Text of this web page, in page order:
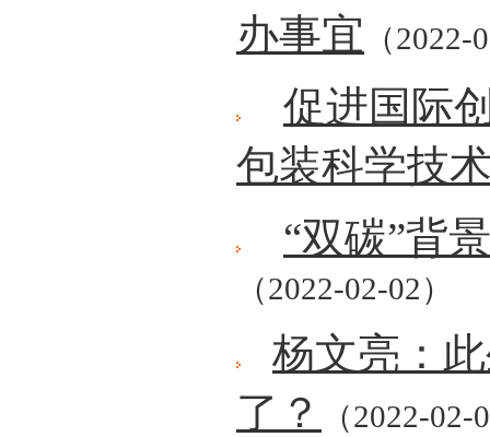
办事宜 （2022-
促进国际
包装科学技
“双碳”背
（2022-02-02）
杨文亮：
了？
（2022-02-